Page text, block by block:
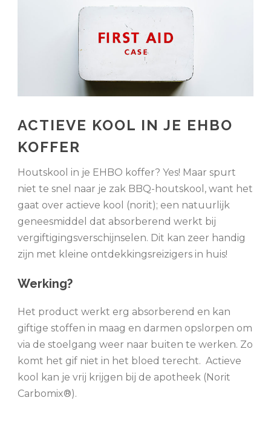
ACTIEVE KOOL IN JE EHBO
KOFFER
Houtskool in je EHBO koffer? Yes! Maar spurt
niet te snel naar je zak BBQ-houtskool, want het
gaat over actieve kool (norit); een natuurlijk
geneesmiddel dat absorberend werkt bij
vergiftigingsverschijnselen. Dit kan zeer handig
zijn met kleine ontdekkingsreizigers in huis!
Werking?
Het product werkt erg absorberend en kan
giftige stoffen in maag en darmen opslorpen om
via de stoelgang weer naar buiten te werken. Zo
komt het gif niet in het bloed terecht. Actieve
kool kan je vrij krijgen bij de apotheek (Norit
Carbomix®).